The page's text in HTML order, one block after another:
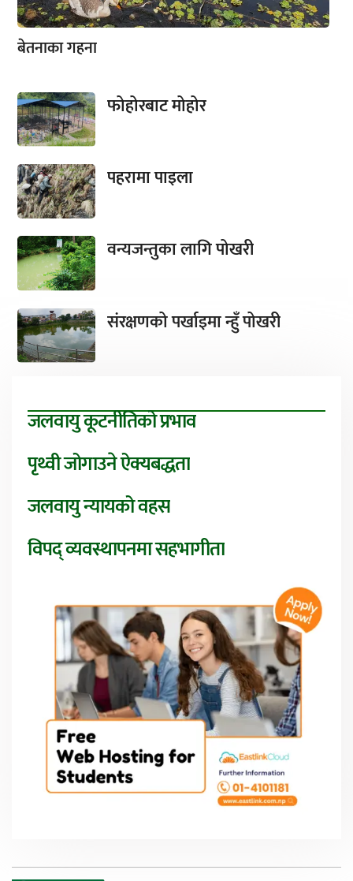
बेतनाका गहना
फोहोरबाट मोहोर
पहरामा पाइला
वन्यजन्तुका लागि पोखरी
संरक्षणको पर्खाइमा न्हुँ पोखरी
जलवायु कूटनीतिको प्रभाव
पृथ्वी जोगाउने ऐक्यबद्धता
जलवायु न्यायको वहस
विपद् व्यवस्थापनमा सहभागीता